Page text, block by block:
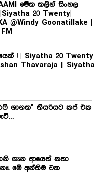
මේක කලින් සිංහල
20 Twenty|
@Windy Goonatillake |
! | Siyatha 20 Twenty
Thavaraja || Siyatha
ශානක” තියරියට කප් එක
ගැන ආයෙත් කතා
මේ අන්තිම එක